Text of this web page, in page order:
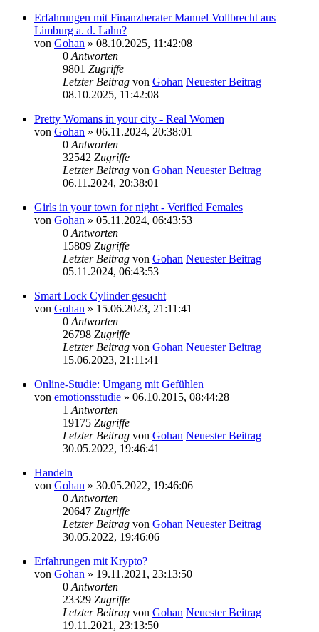
Erfahrungen mit Finanzberater Manuel Vollbrecht aus
Limburg a. d. Lahn?
von Gohan » 08.10.2025, 11:42:08
0 Antworten
9801 Zugriffe
Letzter Beitrag von Gohan Neuester Beitrag
08.10.2025, 11:42:08
Pretty Womans in your city - Real Women
von Gohan » 06.11.2024, 20:38:01
0 Antworten
32542 Zugriffe
Letzter Beitrag von Gohan Neuester Beitrag
06.11.2024, 20:38:01
Girls in your town for night - Verified Females
von Gohan » 05.11.2024, 06:43:53
0 Antworten
15809 Zugriffe
Letzter Beitrag von Gohan Neuester Beitrag
05.11.2024, 06:43:53
Smart Lock Cylinder gesucht
von Gohan » 15.06.2023, 21:11:41
0 Antworten
26798 Zugriffe
Letzter Beitrag von Gohan Neuester Beitrag
15.06.2023, 21:11:41
Online-Studie: Umgang mit Gefühlen
von emotionsstudie » 06.10.2015, 08:44:28
1 Antworten
19175 Zugriffe
Letzter Beitrag von Gohan Neuester Beitrag
30.05.2022, 19:46:41
Handeln
von Gohan » 30.05.2022, 19:46:06
0 Antworten
20647 Zugriffe
Letzter Beitrag von Gohan Neuester Beitrag
30.05.2022, 19:46:06
Erfahrungen mit Krypto?
von Gohan » 19.11.2021, 23:13:50
0 Antworten
23329 Zugriffe
Letzter Beitrag von Gohan Neuester Beitrag
19.11.2021, 23:13:50